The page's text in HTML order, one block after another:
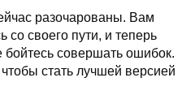
разочарованы. Вам
со своего пути, и теперь
бойтесь совершать ошибок.
стать лучшей версией